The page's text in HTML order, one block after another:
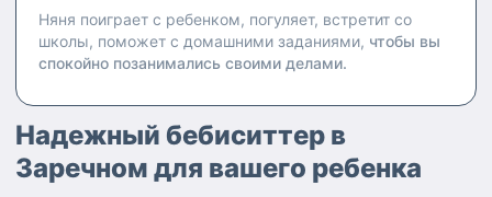
Няня поиграет с ребенком, погуляет, встретит со
школы, поможет с домашними заданиями, чтобы вы
спокойно позанимались своими делами.
Надежный бебиситтер в
Заречном для вашего ребенка